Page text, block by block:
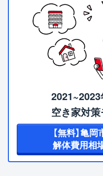
空き家対
【無料】亀岡
解体費用相